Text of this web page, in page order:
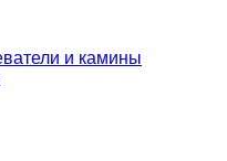
и камины